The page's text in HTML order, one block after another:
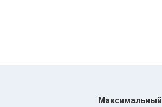
Максимальный